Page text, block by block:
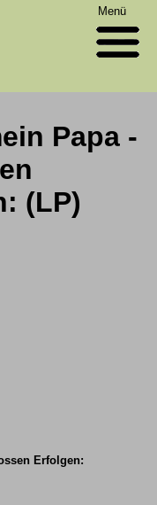
Menü
Papa -
(LP)
Erfolgen: